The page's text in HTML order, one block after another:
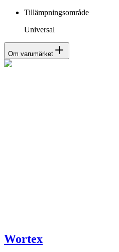
Tillämpningsområde
Universal
Om varumärket
Wortex